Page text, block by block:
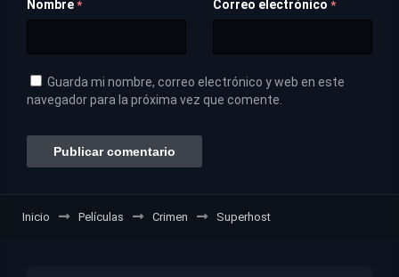
Nombre * Correo electrónico *
Guarda mi nombre, correo electrónico y web en este
navegador para la próxima vez que comente.
Inicio Películas Crimen Superhost